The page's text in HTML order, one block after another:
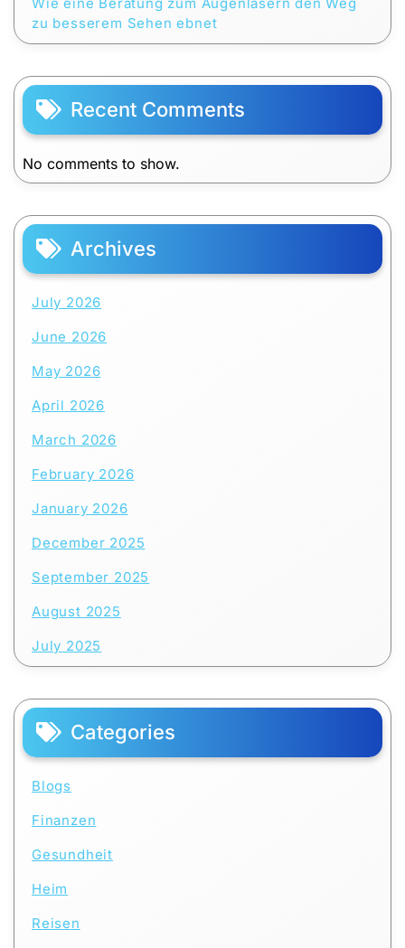
zu besserem Sehen ebnet
Recent Comments
No comments to show.
Archives
July 2026
June 2026
May 2026
April 2026
March 2026
February 2026
January 2026
December 2025
September 2025
August 2025
July 2025
Categories
Blogs
Finanzen
Gesundheit
Heim
Reisen